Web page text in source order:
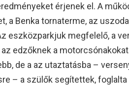
érjenek el. A
a Benka tornaterme, az
eszközparkjuk megfelelő, a
edzőknek a
de a az utaztatásba –
– a szülők segítettek,